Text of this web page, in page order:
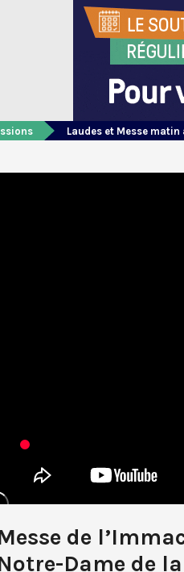
Laudes et Messe
de
Dame de